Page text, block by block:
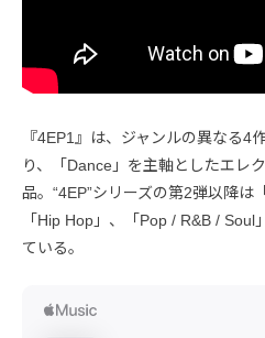
『4EP1』は、ジャンルの異なる4
り、「Dance」を主軸としたエレ
品。“4EP”シリーズの第2弾以降は
「Hip Hop」、「Pop / R&B /
ている。